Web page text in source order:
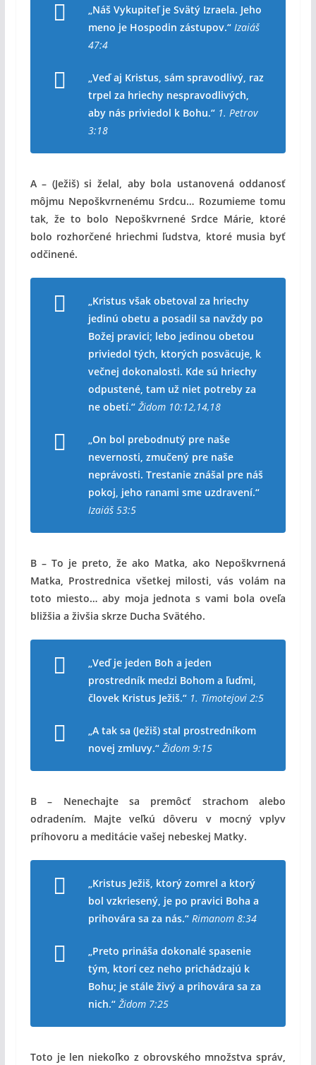
„Náš Vykupiteľ je Svätý Izraela. Jeho
meno je Hospodin zástupov.“ Izaiáš
47:4
„Veď aj Kristus, sám spravodlivý, raz
trpel za hriechy nespravodlivých,
aby nás priviedol k Bohu.“ 1. Petrov
3:18
A – (Ježiš) si želal, aby bola ustanovená oddanosť
môjmu Nepoškvrnenému Srdcu… Rozumieme tomu
tak, že to bolo Nepoškvrnené Srdce Márie, ktoré
bolo rozhorčené hriechmi ľudstva, ktoré musia byť
odčinené.
„Kristus však obetoval za hriechy
jedinú obetu a posadil sa navždy po
Božej pravici; lebo jedinou obetou
priviedol tých, ktorých posväcuje, k
večnej dokonalosti. Kde sú hriechy
odpustené, tam už niet potreby za
ne obetí.“ Židom 10:12,14,18
„On bol prebodnutý pre naše
nevernosti, zmučený pre naše
neprávosti. Trestanie znášal pre náš
pokoj, jeho ranami sme uzdravení.“
Izaiáš 53:5
B – To je preto, že ako Matka, ako Nepoškvrnená
Matka, Prostrednica všetkej milosti, vás volám na
toto miesto… aby moja jednota s vami bola oveľa
bližšia a živšia skrze Ducha Svätého.
„Veď je jeden Boh a jeden
prostredník medzi Bohom a ľuďmi,
človek Kristus Ježiš.“ 1. Timotejovi 2:5
„A tak sa (Ježiš) stal prostredníkom
novej zmluvy.“ Židom 9:15
B – Nenechajte sa premôcť strachom alebo
odradením. Majte veľkú dôveru v mocný vplyv
príhovoru a meditácie vašej nebeskej Matky.
„Kristus Ježiš, ktorý zomrel a ktorý
bol vzkriesený, je po pravici Boha a
prihovára sa za nás.“ Rimanom 8:34
„Preto prináša dokonalé spasenie
tým, ktorí cez neho prichádzajú k
Bohu; je stále živý a prihovára sa za
nich.“ Židom 7:25
Toto je len niekoľko z obrovského množstva správ,